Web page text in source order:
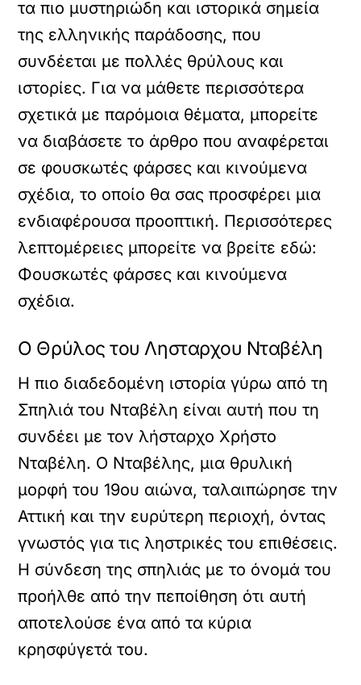
τα πιο μυστηριώδη και ιστορικά σημεία
της ελληνικής παράδοσης, που
συνδέεται με πολλές θρύλους και
ιστορίες. Για να μάθετε περισσότερα
σχετικά με παρόμοια θέματα, μπορείτε
να διαβάσετε το άρθρο που αναφέρεται
σε φουσκωτές φάρσες και κινούμενα
σχέδια, το οποίο θα σας προσφέρει μια
ενδιαφέρουσα προοπτική. Περισσότερες
λεπτομέρειες μπορείτε να βρείτε εδώ:
Φουσκωτές φάρσες και κινούμενα
σχέδια.
Ο Θρύλος του Λησταρχου Νταβέλη
Η πιο διαδεδομένη ιστορία γύρω από τη
Σπηλιά του Νταβέλη είναι αυτή που τη
συνδέει με τον λήσταρχο Χρήστο
Νταβέλη. Ο Νταβέλης, μια θρυλική
μορφή του 19ου αιώνα, ταλαιπώρησε την
Αττική και την ευρύτερη περιοχή, όντας
γνωστός για τις ληστρικές του επιθέσεις.
Η σύνδεση της σπηλιάς με το όνομά του
προήλθε από την πεποίθηση ότι αυτή
αποτελούσε ένα από τα κύρια
κρησφύγετά του.